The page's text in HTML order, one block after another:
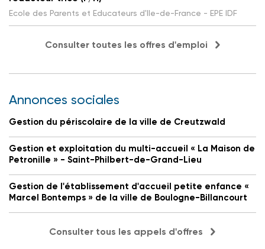
Ecole des Parents et Educateurs d'Ile-de-France - EPE IDF
Consulter toutes les offres d'emploi
Annonces sociales
Gestion du périscolaire de la ville de Creutzwald
Gestion et exploitation du multi-accueil « La Maison de
Petronille » - Saint-Philbert-de-Grand-Lieu
Gestion de l'établissement d'accueil petite enfance «
Marcel Bontemps » de la ville de Boulogne-Billancourt
Consulter tous les appels d'offres